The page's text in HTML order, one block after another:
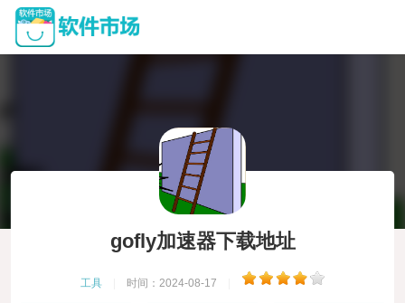
gofly加速器下载地址
工具 时间：2024-08-17